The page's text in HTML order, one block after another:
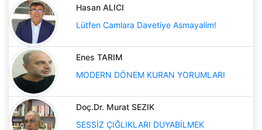
Hasan ALICI
Lütfen Camlara Davetiye Asmayalim!
Enes TARIM
MODERN DÖNEM KURAN YORUMLARI
Doç.Dr. Murat SEZIK
SESSİZ ÇIĞLIKLARI DUYABİLMEK